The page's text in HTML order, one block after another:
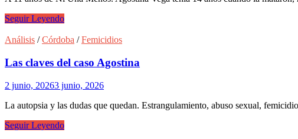
Nos
matando
Seguir Leyendo
Análisis /Córdoba /Femicidios
Las claves del caso Agostina
2 junio, 20263 junio, 2026
La autopsia y las dudas que quedan. Estrangulamiento, abuso sexual,
Las
Seguir Leyendo